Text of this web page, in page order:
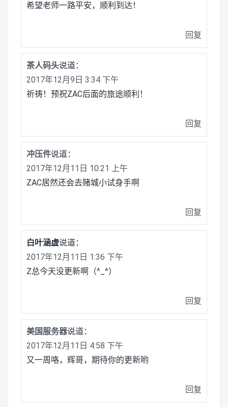
希望老师一路平安，顺利到达！
回复
茶人码头说道：
2017年12月9日 3:34 下午
祈祷！预祝ZAC后面的旅途顺利！
回复
冲压件说道：
2017年12月11日 10:21 上午
ZAC居然还会去赌城小试身手啊
回复
白叶涵虚说道：
2017年12月11日 1:36 下午
Z总今天没更新啊（^_^）
回复
美国服务器说道：
2017年12月11日 4:58 下午
又一周咯，辉哥，期待你的更新哟
回复